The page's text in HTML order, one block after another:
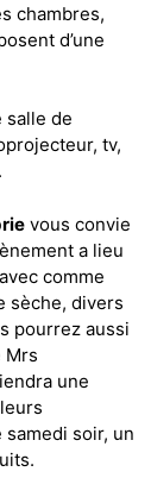
chambres,
d’une
salle de
tv,
vous convie
a lieu
comme
sèche, divers
pourrez aussi
Mrs
une
soir, un